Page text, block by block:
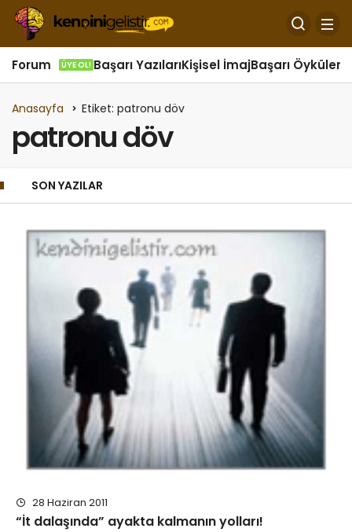
Forum ÜYE OL! Başarı YazılarıKişisel İmajBaşarı Öyküleri
Anasayfa Etiket: patronu döv
patronu döv
SON YAZILAR
28 Haziran 2011
“İt dalaşında” ayakta kalmanın yolları!